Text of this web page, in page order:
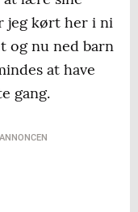
jeg kørt her i ni
og nu ned barn
at have
gang.